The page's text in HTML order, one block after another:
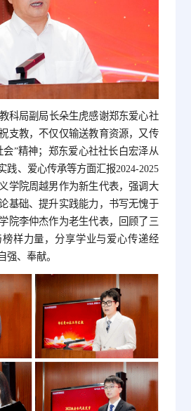
科局副局长朵生虎感谢郑东爱心社
支教，不仅仅输送教育资源，又传
”精神；郑东爱心社社长白宏泽从
践、爱心传承等方面汇报2024-2025
学院周越男作为新生代表，强调大
基础、提升实践能力，书写无愧于
院李仲杰作为老生代表，回顾了三
样力量，分享学业与爱心传递经
强、奉献。